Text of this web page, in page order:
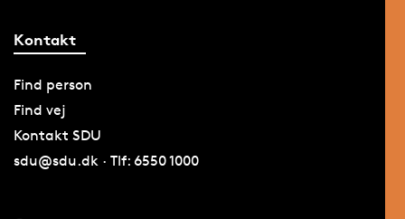
Kontakt
Find person
Find vej
Kontakt SDU
sdu@sdu.dk · Tlf: 6550 1000